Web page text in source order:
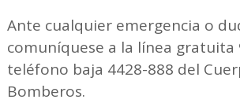
Ante cualquier emergencia o
comuníquese a la línea gratuita
teléfono baja 4428-888 del
Bomberos.